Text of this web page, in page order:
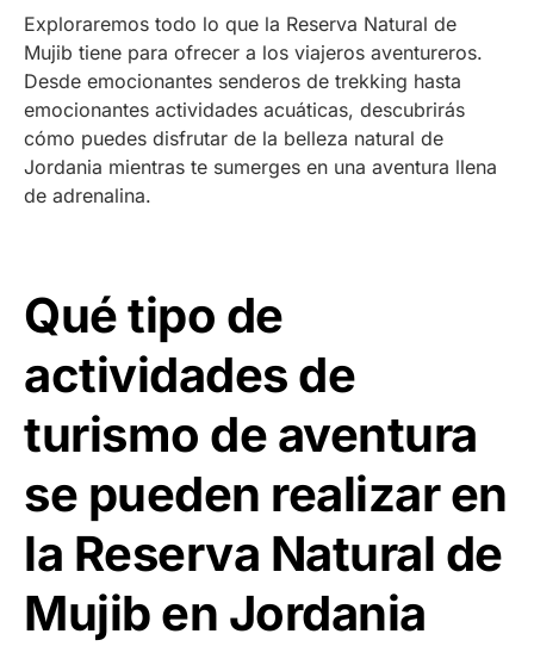
Exploraremos todo lo que la Reserva Natural de
Mujib tiene para ofrecer a los viajeros aventureros.
Desde emocionantes senderos de trekking hasta
emocionantes actividades acuáticas, descubrirás
cómo puedes disfrutar de la belleza natural de
Jordania mientras te sumerges en una aventura llena
de adrenalina.
Qué tipo de
actividades de
turismo de aventura
se pueden realizar en
la Reserva Natural de
Mujib en Jordania